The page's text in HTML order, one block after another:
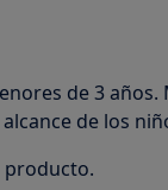
de 3
de los
producto.